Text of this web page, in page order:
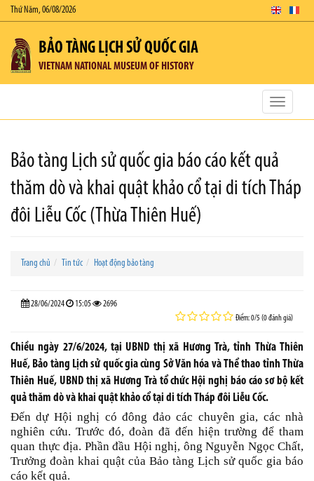
Thứ Năm, 06/08/2026
BẢO TÀNG LỊCH SỬ QUỐC GIA
VIETNAM NATIONAL MUSEUM OF HISTORY
Toggle
Bảo tàng Lịch sử quốc gia báo cáo kết quả
thăm dò và khai quật khảo cổ tại di tích Tháp
đôi Liễu Cốc (Thừa Thiên Huế)
Trang chủ Tin tức Hoạt động bảo tàng
28/06/2024 15:05 2696
Điểm: 0/5 (0 đánh giá)
Chiều ngày 27/6/2024, tại UBND thị xã Hương Trà, tỉnh Thừa Thiên
Huế, Bảo tàng Lịch sử quốc gia cùng Sở Văn hóa và Thể thao tỉnh Thừa
Thiên Huế, UBND thị xã Hương Trà tổ chức Hội nghị báo cáo sơ bộ kết
quả thăm dò và khai quật khảo cổ tại di tích Tháp đôi Liễu Cốc.
Đến dự Hội nghị có đông đảo các chuyên gia, các nhà
nghiên cứu. Trước đó, đoàn đã đến hiện trường để tham
quan thực địa. Phần đầu Hội nghị, ông Nguyễn Ngọc Chất,
Trưởng đoàn khai quật của Bảo tàng Lịch sử quốc gia báo
cáo kết quả.